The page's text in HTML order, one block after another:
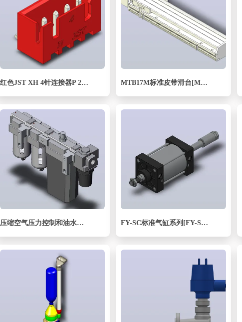
红色JST XH 4针连接器P 2 54mm成角度 MTB17M标准皮带滑台[MTB17M-500-R-P40-C3]
压缩空气压力控制和油水分离器 FY-SC标准气缸系列[FY-SCJ-100X80-S]